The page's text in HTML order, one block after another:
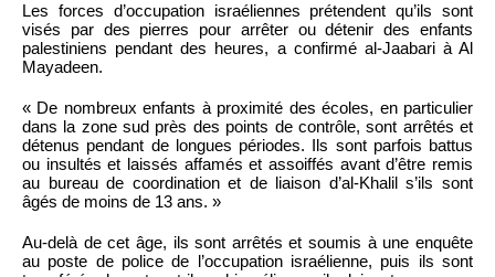
Les forces d’occupation israéliennes prétendent qu’ils sont
visés par des pierres pour arrêter ou détenir des enfants
palestiniens pendant des heures, a confirmé al-Jaabari à Al
Mayadeen.
« De nombreux enfants à proximité des écoles, en particulier
dans la zone sud près des points de contrôle, sont arrêtés et
détenus pendant de longues périodes. Ils sont parfois battus
ou insultés et laissés affamés et assoiffés avant d’être remis
au bureau de coordination et de liaison d’al-Khalil s’ils sont
âgés de moins de 13 ans. »
Au-delà de cet âge, ils sont arrêtés et soumis à une enquête
au poste de police de l’occupation israélienne, puis ils sont